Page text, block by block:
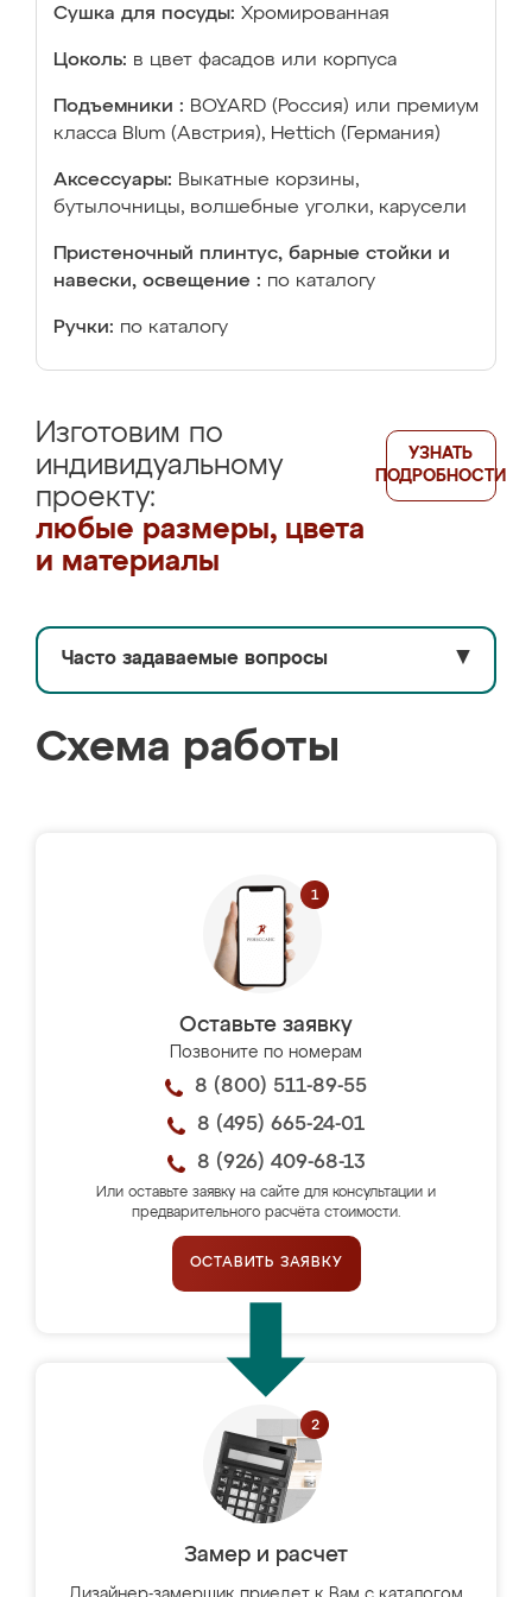
Сушка для посуды: Хромированная
Цоколь: в цвет фасадов или корпуса
Подъемники : BOYARD (Россия) или премиум
класса Blum (Австрия), Hettich (Германия)
Аксессуары: Выкатные корзины,
бутылочницы, волшебные уголки, карусели
Пристеночный плинтус, барные стойки и
навески, освещение : по каталогу
Ручки: по каталогу
Изготовим по
индивидуальному
проекту:
любые размеры, цвета
и материалы
УЗНАТЬ
ПОДРОБНОСТИ
Часто задаваемые вопросы ▼
Схема работы
Оставьте заявку
Позвоните по номерам
8 (800) 511-89-55
8 (495) 665-24-01
8 (926) 409-68-13
Или оставьте заявку на сайте для консультации и
предварительного расчёта стоимости.
ОСТАВИТЬ ЗАЯВКУ
Замер и расчет